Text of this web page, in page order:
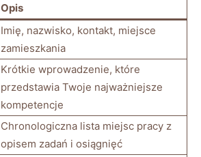
Opis
Imię, nazwisko, kontakt, miejsce
zamieszkania
Krótkie wprowadzenie, które
przedstawia Twoje najważniejsze
kompetencje
Chronologiczna lista miejsc pracy z
opisem zadań i osiągnięć